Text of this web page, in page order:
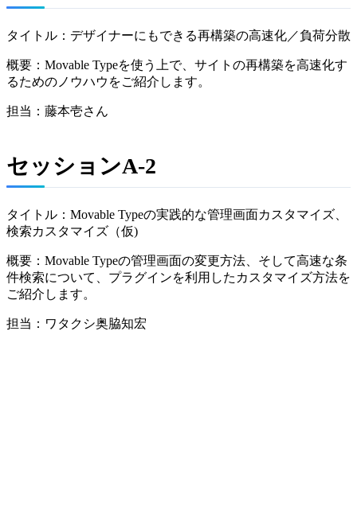
タイトル：デザイナーにもできる再構築の高速化／負荷分散
概要：Movable Typeを使う上で、サイトの再構築を高速化す
るためのノウハウをご紹介します。
担当：藤本壱さん
セッションA-2
タイトル：Movable Typeの実践的な管理画面カスタマイズ、
検索カスタマイズ（仮)
概要：Movable Typeの管理画面の変更方法、そして高速な条
件検索について、プラグインを利用したカスタマイズ方法を
ご紹介します。
担当：ワタクシ奥脇知宏